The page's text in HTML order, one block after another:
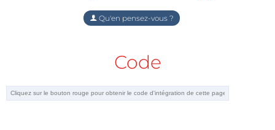
Qu'en pensez-vous ?
Code